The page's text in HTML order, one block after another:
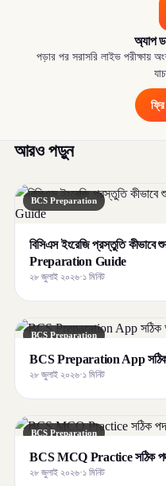
অ্যাপ
পড়ার পর সরাসরি লাইভ পরীক্ষায়
আরও পড়ুন
BCS Preparation
বিসিএস ইংরেজি প্রস্তুতি
Preparation Guide
২৮ জুলাই ২০২৬·১ মিনিট
BCS Preparation
BCS Preparation App সঠিক
২৮ জুলাই ২০২৬·১ মিনিট
BCS Preparation
BCS MCQ Practice সঠিক
২৮ জুলাই ২০২৬·১ মিনিট